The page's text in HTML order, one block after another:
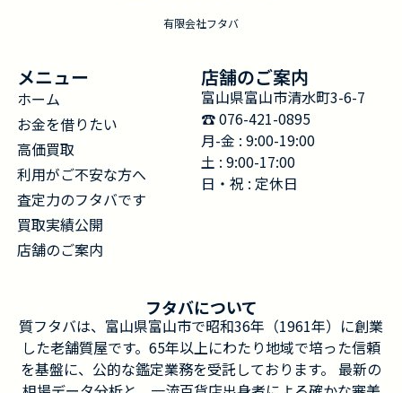
有限会社フタバ
メニュー
ホーム
お金を借りたい
高価買取
利用がご不安な方へ
査定力のフタバです
買取実績公開
店舗のご案内
店舗のご案内
富山県富山市清水町3-6-7
☎︎ 076-421-0895
月-金 : 9:00-19:00
土 : 9:00-17:00
日・祝 : 定休日
フタバについて
質フタバは、富山県富山市で昭和36年（1961年）に創業
した老舗質屋です。65年以上にわたり地域で培った信頼
を基盤に、公的な鑑定業務を受託しております。 最新の